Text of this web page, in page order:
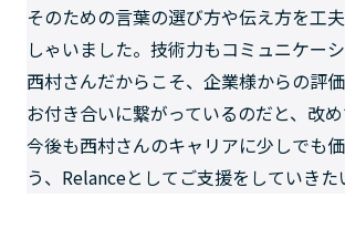
そのための言葉の選び方や伝え方を工
しゃいました。技術力もコミュニケー
西村さんだからこそ、企業様からの評
お付き合いに繋がっているのだと、改め
今後も西村さんのキャリアに少しでも
う、Relanceとしてご支援をしていきた